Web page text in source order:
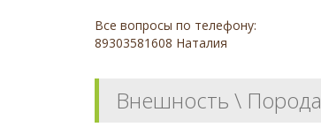
Все вопросы по телефону:
89303581608 Наталия
Внешность \ Порода